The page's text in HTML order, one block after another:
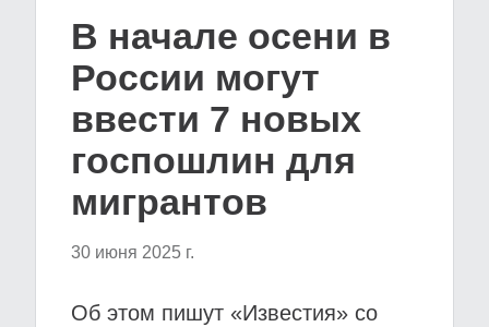
В начале осени в
России могут
ввести 7 новых
госпошлин для
мигрантов
30 июня 2025 г.
Об этом пишут «Известия» со